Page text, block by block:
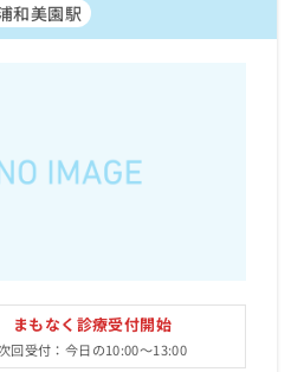
和美園駅
まもなく診療受付開始
回受付：今日の10:00～13:00